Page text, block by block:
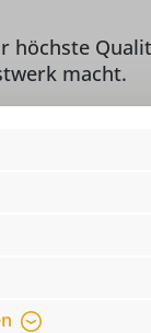
höchste
macht.
in
von
für Ihre